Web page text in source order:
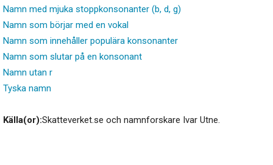
Namn med mjuka stoppkonsonanter (b, d, g)
Namn som börjar med en vokal
Namn som innehåller populära konsonanter
Namn som slutar på en konsonant
Namn utan r
Tyska namn
Källa(or):Skatteverket.se och namnforskare Ivar Utne.